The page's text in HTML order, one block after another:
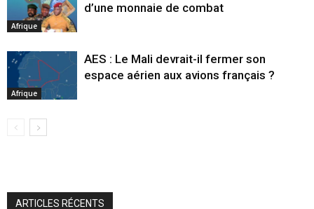
Afrique
d’une monnaie de combat
Afrique
AES : Le Mali devrait-il fermer son
espace aérien aux avions français ?
ARTICLES RÉCENTS